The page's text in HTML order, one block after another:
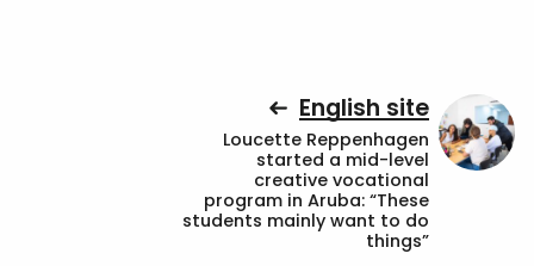
English site
Loucette Reppenhagen
started a mid-level
creative vocational
program in Aruba: “These
students mainly want to do
things”